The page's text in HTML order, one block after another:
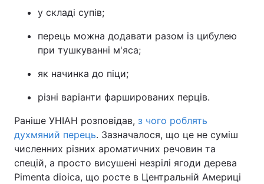
у складі супів;
перець можна додавати разом із цибулею
при тушкуванні м'яса;
як начинка до піци;
різні варіанти фаршированих перців.
Раніше УНІАН розповідав, з чого роблять
духмяний перець. Зазначалося, що це не суміш
численних різних ароматичних речовин та
спецій, а просто висушені незрілі ягоди дерева
Pimenta dioica, що росте в Центральній Америці